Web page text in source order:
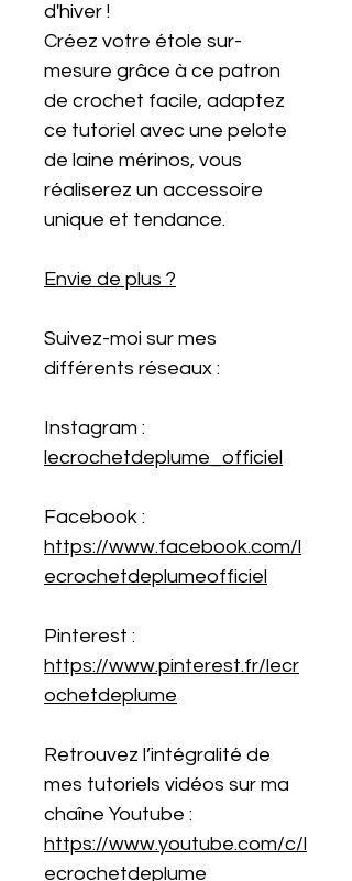
d'hiver !
Créez votre étole sur-
mesure grâce à ce patron
de crochet facile, adaptez
ce tutoriel avec une pelote
de laine mérinos, vous
réaliserez un accessoire
unique et tendance.
Envie de plus ?
Suivez-moi sur mes
différents réseaux :
Instagram :
lecrochetdeplume_officiel
Facebook :
https://www.facebook.com/l
ecrochetdeplumeofficiel
Pinterest :
https://www.pinterest.fr/lecr
ochetdeplume
Retrouvez l’intégralité de
mes tutoriels vidéos sur ma
chaîne Youtube :
https://www.youtube.com/c/l
ecrochetdeplume